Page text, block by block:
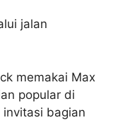
jalan
memakai Max
popular di
bagian